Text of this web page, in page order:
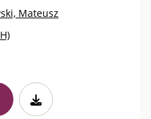
Mateusz